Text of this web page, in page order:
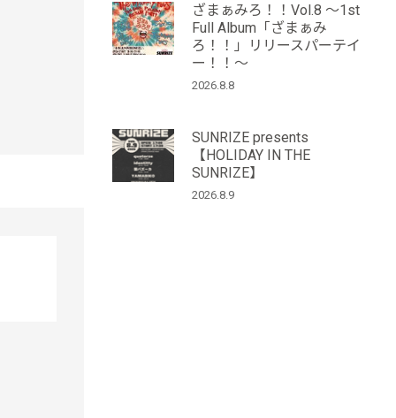
ざまぁみろ！！Vol.8 ～1st
Full Album「ざまぁみ
ろ！！」リリースパーテイ
ー！！～
2026.8.8
SUNRIZE presents
【HOLIDAY IN THE
SUNRIZE】
2026.8.9